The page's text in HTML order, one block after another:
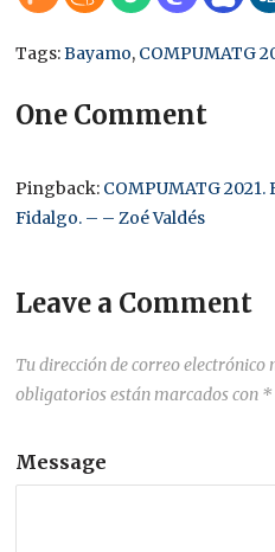
Tags:Bayamo, COMPUMATG
One Comment
Pingback: COMPUMATG
Fidalgo. – – Zoé Valdés
Leave a Comment
Tu dirección de correo electrónico
obligatorios están marcados con *
Message